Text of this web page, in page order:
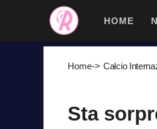
contenuto
HOME
Home-> Calcio
Sta